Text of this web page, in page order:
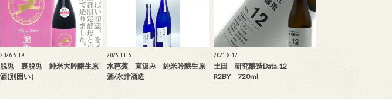
2026.5.19
脱兎 裏脱兎 純米大吟醸生原
酒(別囲い）
2025.11.6
水芭蕉 直汲み 純米吟醸生原
酒/永井酒造
2021.8.12
土田 研究醸造Data.12
R2BY 720ml